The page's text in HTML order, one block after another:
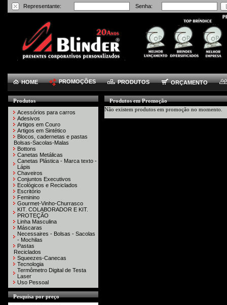
Representante: Senha:
HOME PROMOÇÕES PRODUTOS ORÇAMENTO
Produtos
Acessórios para carros
Adesivos
Artigos em Couro
Artigos em Sintético
Blocos, cadernetas e pastas
Bolsas-Sacolas-Malas
Bottons
Canetas Metálicas
Canetas Plástica - Marca texto -
Lápis
Chaveiros
Conjuntos Executivos
Ecológicos e Reciclados
Escritório
Feminino
Gourmet-Vinho-Churrasco
KIT. COLABORADOR E KIT.
PROTEÇÃO
Linha Masculina
Máscaras
Necessaires - Bolsas - Sacolas
- Mochilas
Pastas
Reciclados
Squeezes-Canecas
Tecnologia
Termômetro Digital de Testa
Laser
Uso Pessoal
Pesquisa por preço
Produtos em Promoção
Não existem produtos em promoção no momento.